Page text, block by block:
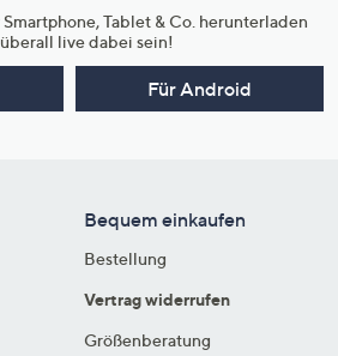
Tablet & Co. herunterladen
live dabei sein!
Für Android
Bequem einkaufen
Bestellung
Vertrag widerrufen
Größenberatung